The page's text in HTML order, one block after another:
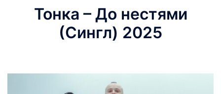
Тонка – До нестями
(Сингл) 2025